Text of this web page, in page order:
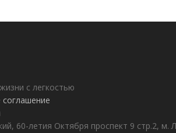
с легкостью
60-летия Октября проспект 9 стр.2, м.